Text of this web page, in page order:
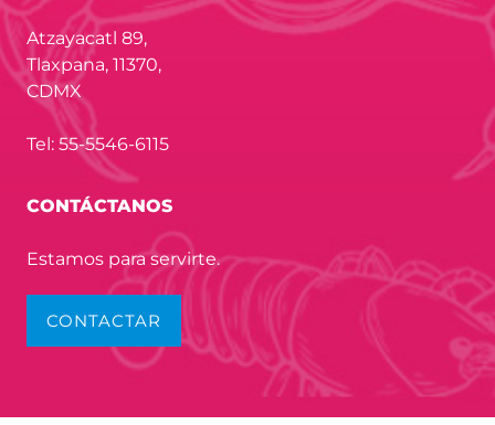
Atzayacatl 89,
Tlaxpana, 11370,
CDMX
Tel: 55-5546-6115
CONTÁCTANOS
Estamos para servirte.
CONTACTAR